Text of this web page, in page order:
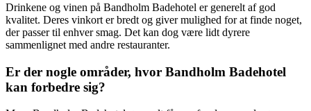
Drinkene og vinen på Bandholm Badehotel er generelt af god
kvalitet. Deres vinkort er bredt og giver mulighed for at finde noget,
der passer til enhver smag. Det kan dog være lidt dyrere
sammenlignet med andre restauranter.
Er der nogle områder, hvor Bandholm Badehotel
kan forbedre sig?